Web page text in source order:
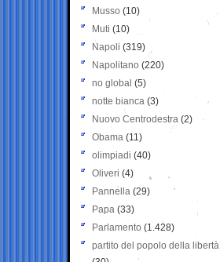
Musso (10)
Muti (10)
Napoli (319)
Napolitano (220)
no global (5)
notte bianca (3)
Nuovo Centrodestra (2)
Obama (11)
olimpiadi (40)
Oliveri (4)
Pannella (29)
Papa (33)
Parlamento (1.428)
partito del popolo della libertà